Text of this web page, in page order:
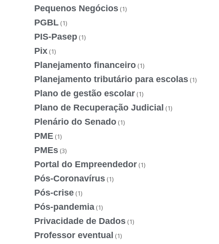
Pequenos Negócios (1)
PGBL (1)
PIS-Pasep (1)
Pix (1)
Planejamento financeiro (1)
Planejamento tributário para escolas (1)
Plano de gestão escolar (1)
Plano de Recuperação Judicial (1)
Plenário do Senado (1)
PME (1)
PMEs (3)
Portal do Empreendedor (1)
Pós-Coronavírus (1)
Pós-crise (1)
Pós-pandemia (1)
Privacidade de Dados (1)
Professor eventual (1)